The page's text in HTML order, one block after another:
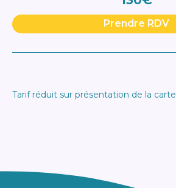
Prendre RDV
Tarif réduit sur présentation de la carte